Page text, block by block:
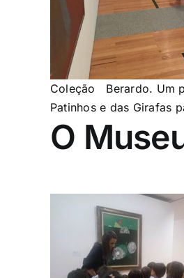
Coleção Berardo. Um
Patinhos e das Girafas
O